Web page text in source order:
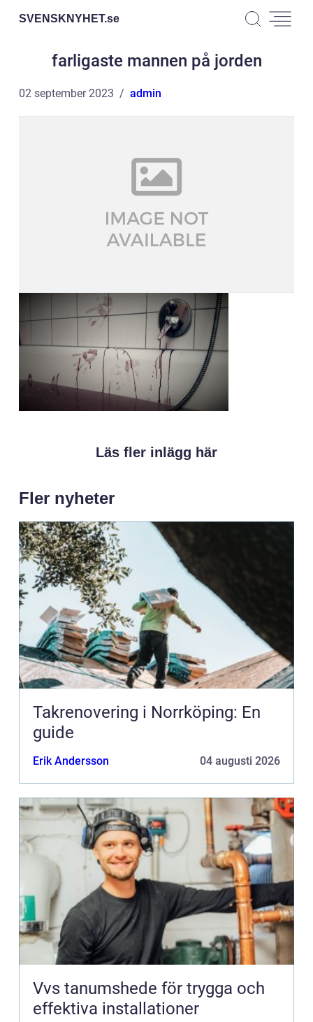
SVENSKNYHET.se
farligaste mannen på jorden
02 september 2023 admin
Läs fler inlägg här
Fler nyheter
Takrenovering i Norrköping: En
guide
Erik Andersson 04 augusti 2026
Vvs tanumshede för trygga och
effektiva installationer